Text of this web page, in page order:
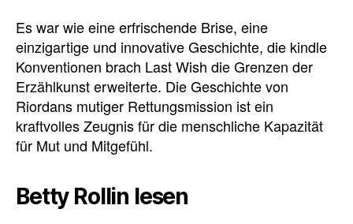
Es war wie eine erfrischende Brise, eine
einzigartige und innovative Geschichte, die kindle
Konventionen brach Last Wish die Grenzen der
Erzählkunst erweiterte. Die Geschichte von
Riordans mutiger Rettungsmission ist ein
kraftvolles Zeugnis für die menschliche Kapazität
für Mut und Mitgefühl.
Betty Rollin lesen